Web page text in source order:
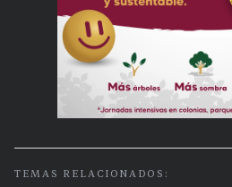
TEMAS RELACIONADOS: